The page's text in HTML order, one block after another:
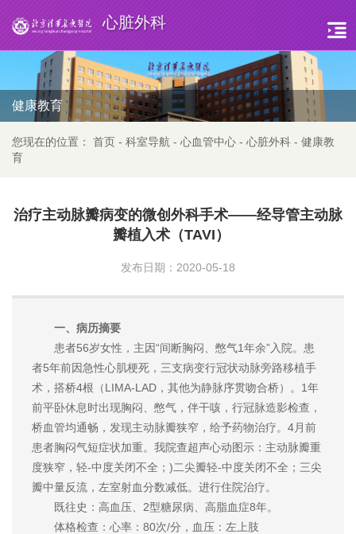
心脏外科
健康教育
您现在的位置： 首页 - 科室导航 - 心血管中心 - 心脏外科 - 健康教
育
治疗主动脉瓣病变的微创外科手术——经导管主动脉
瓣植入术（TAVI）
发布日期：2020-05-18
一、病历摘要
患者56岁女性，主因“间断胸闷、憋气1年余”入院。患
者5年前因急性心肌梗死，三支病变行冠状动脉旁路移植手
术，搭桥4根（LIMA-LAD，其他为静脉序贯吻合桥）。1年
前平卧休息时出现胸闷、憋气，伴干咳，行冠脉造影检查，
桥血管均通畅，发现主动脉瓣狭窄，给予药物治疗。4月前
患者胸闷气短症状加重。我院查超声心动图示：主动脉瓣重
度狭窄，轻-中度关闭不全；)二尖瓣轻-中度关闭不全；三尖
瓣中量反流，左室射血分数减低。进行住院治疗。
既往史：高血压、2型糖尿病、高脂血症8年。
体格检查：心率：80次/分，血压：左上肢